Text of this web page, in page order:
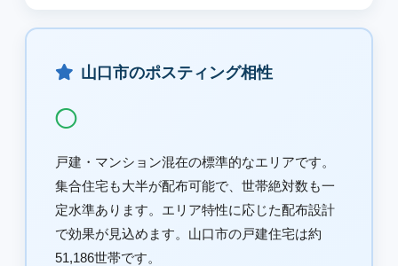
山口市のポスティング相性
◯
戸建・マンション混在の標準的なエリアです。
集合住宅も大半が配布可能で、世帯絶対数も一
定水準あります。エリア特性に応じた配布設計
で効果が見込めます。山口市の戸建住宅は約
51,186世帯です。